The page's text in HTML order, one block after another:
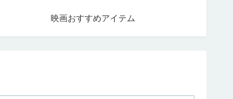
映画おすすめアイテム